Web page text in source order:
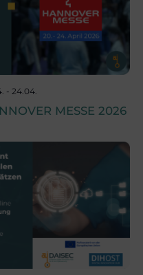
n
S
u
c
h
e
c
h
t
e
-
N
MESSE 2026
- 24.04.